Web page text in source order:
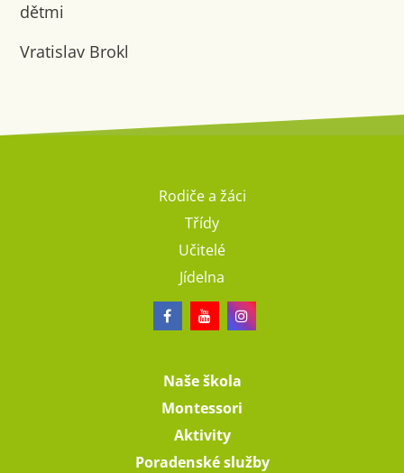
dětmi
Vratislav Brokl
Rodiče a žáci
Třídy
Učitelé
Jídelna
Naše škola
Montessori
Aktivity
Poradenské služby